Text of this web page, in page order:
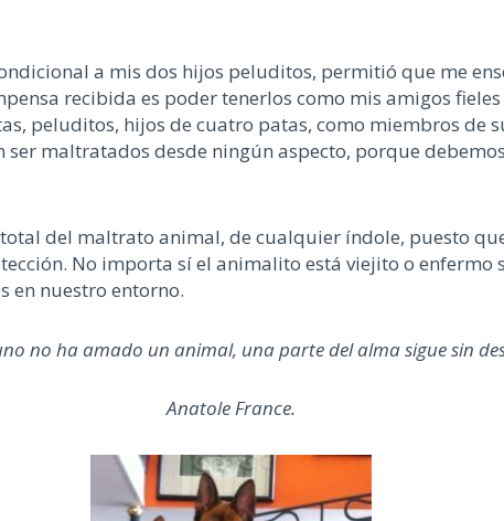
a mis dos hijos peluditos, permitió que me
recibida es poder tenerlos como mis amigos
peluditos, hijos de cuatro patas, como miembros de
ser maltratados desde ningún aspecto, porque
del maltrato animal, de cualquier índole, puesto
No importa sí el animalito está viejito o enfermo
en nuestro entorno.
no ha amado un animal, una parte del alma sigue sin
Anatole France.